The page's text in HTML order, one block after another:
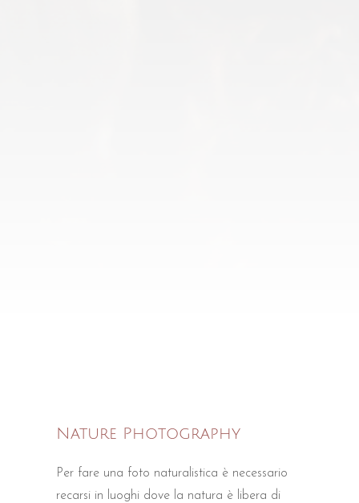
Nature Photography
Per fare una foto naturalistica è necessario
recarsi in luoghi dove la natura è libera di